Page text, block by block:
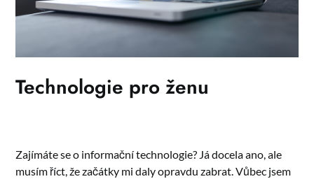
Technologie pro ženu
Zajímáte se o informační technologie? Já docela ano, ale
musím říct, že začátky mi daly opravdu zabrat. Vůbec jsem